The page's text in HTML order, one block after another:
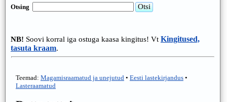
Otsing
NB! Soovi korral iga ostuga kaasa kingitus! Vt Kingitused,
tasuta kraam.
Teemad: Magamisraamatud ja unejutud • Eesti lastekirjandus •
Lasteraamatud